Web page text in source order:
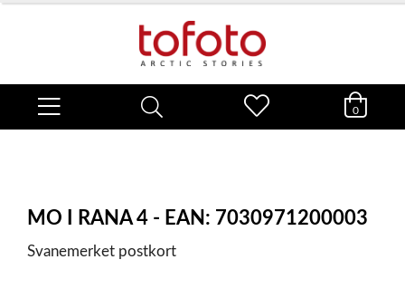
0
MO I RANA 4 - EAN: 7030971200003
Svanemerket postkort